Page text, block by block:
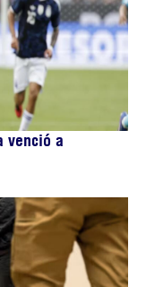
venció a